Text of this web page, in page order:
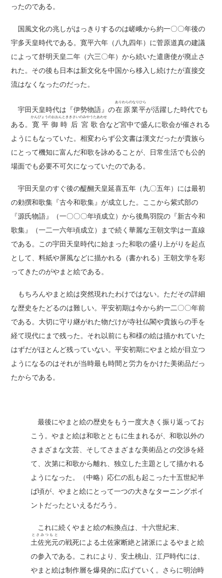
ったのである。
国風文化の兆しがはっきりするのは嵯峨から約一〇〇年後の
宇多天皇時代である。寛平六年（八九四年）に菅原道真の建議
によって舒明天皇二年（六三〇年）から続いた遣唐使が廃止さ
れた。その後も日本は新文化を中国から移入し続けたが直接交
流はなくなったのだった。
宇田天皇時代は『伊勢物語』の在原業平
ありわらのなりひら
が活躍した時代でも
ある。 寛平御時
かんぴょうのおおんとき
后宮
きさいのみや
歌合
うたあわせ
など宮中で盛んに歌会が催される
ようにもなっていた。相変わらず公文書は漢文だったが貴族ら
にとって機知に富んだ和歌を詠めることが、日常生活でも公的
場面でも必要不可欠になっていたのである。
宇田天皇のすぐ後の醍醐天皇延喜五年（九〇五年）には最初
の勅撰和歌集『古今和歌集』が成立した。ここから紫式部の
『源氏物語』（一〇〇〇年頃成立）から後鳥羽院の『新古今和
歌集』（一二一六年頃成立）まで続く華麗な王朝文学は一直線
である。この宇田天皇時代に始まった和歌の盛り上がりを起点
として、料紙や屏風などに描かれる（書かれる）王朝文学を彩
ってきたのがやまと絵である。
もちろんやまと絵は突然現れたわけではない。ただその詳細
な歴史をたどるのは難しい。平安初期は今から約一二〇〇年前
である。大切に守り継がれた物だけが寺社仏閣や貴族らの手を
経て現代にまで残った。それ以前にも和様の絵は描かれていた
はずだがほとんど残っていない。平安初期にやまと絵が目立つ
ようになるのはそれが当時最も時間と労力をかけた美術品だっ
たからである。
最後にやまと絵の歴史をもう一度大きく振り返ってお
こう。やまと絵は和歌とともに生まれるが、和歌以外の
さまざまな文芸、そしてさまざまな美術品との交渉を経
て、次第に和歌から離れ、独立した主題として描かれる
ようになった。（中略）応仁の乱も起こった十五世紀半
ば頃が、やまと絵にとって一つの大きなターニングポイ
ントだったといえるだろう。
これに続くやまと絵の転換点は、十六世紀末、
土佐光元
とさみつもと
の戦死による土佐家断絶と諸派によるやまと絵
の参入である。これにより、安土桃山、江戸時代には、
やまと絵は制作層を爆発的に広げていく。さらに明治時